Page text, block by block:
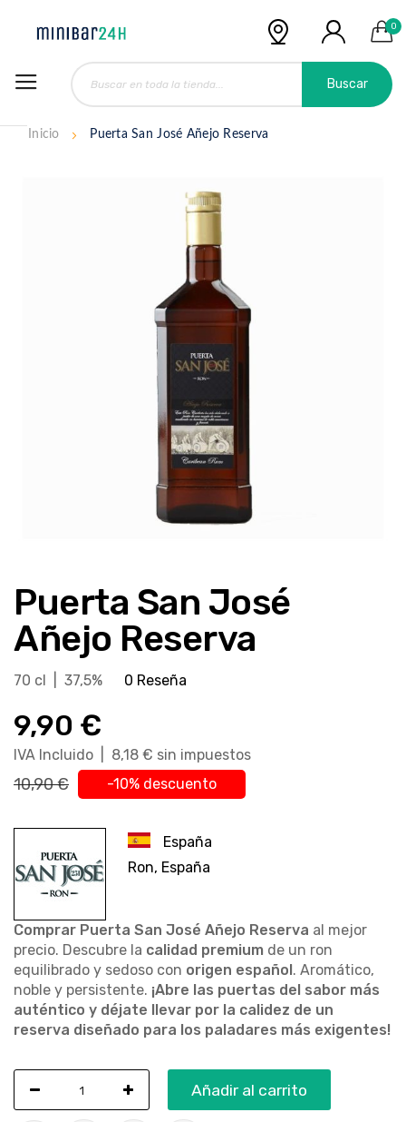
0
Buscar
Inicio Puerta San José Añejo Reserva
comienzo
de
la
de
Puerta San José
Añejo Reserva
70 cl | 37,5% 0 Reseña
9,90 €
IVA Incluido | 8,18 € sin impuestos
10,90 € -10% descuento
España
Ron, España
Comprar Puerta San José Añejo Reserva al mejor
precio. Descubre la calidad premium de un ron
equilibrado y sedoso con origen español. Aromático,
noble y persistente. ¡Abre las puertas del sabor más
auténtico y déjate llevar por la calidez de un
reserva diseñado para los paladares más exigentes!
Añadir al carrito